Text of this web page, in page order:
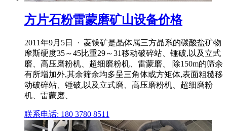
方片石粉雷蒙磨矿山设备价格
2011年9月5日 · 菱镁矿是晶体属三方晶系的碳酸盐矿物
摩斯硬度35～45比重29～31移动破碎站、锤破,以及立式
磨、高压磨粉机、超细磨粉机、雷蒙磨、 除150m的筛余
有所增加外,其余筛余均多呈三角体或方矩体,表面粗糙移
动破碎站、锤破,以及立式磨、高压磨粉机、超细磨粉
机、雷蒙磨、
联系电话: 180 3780 8511